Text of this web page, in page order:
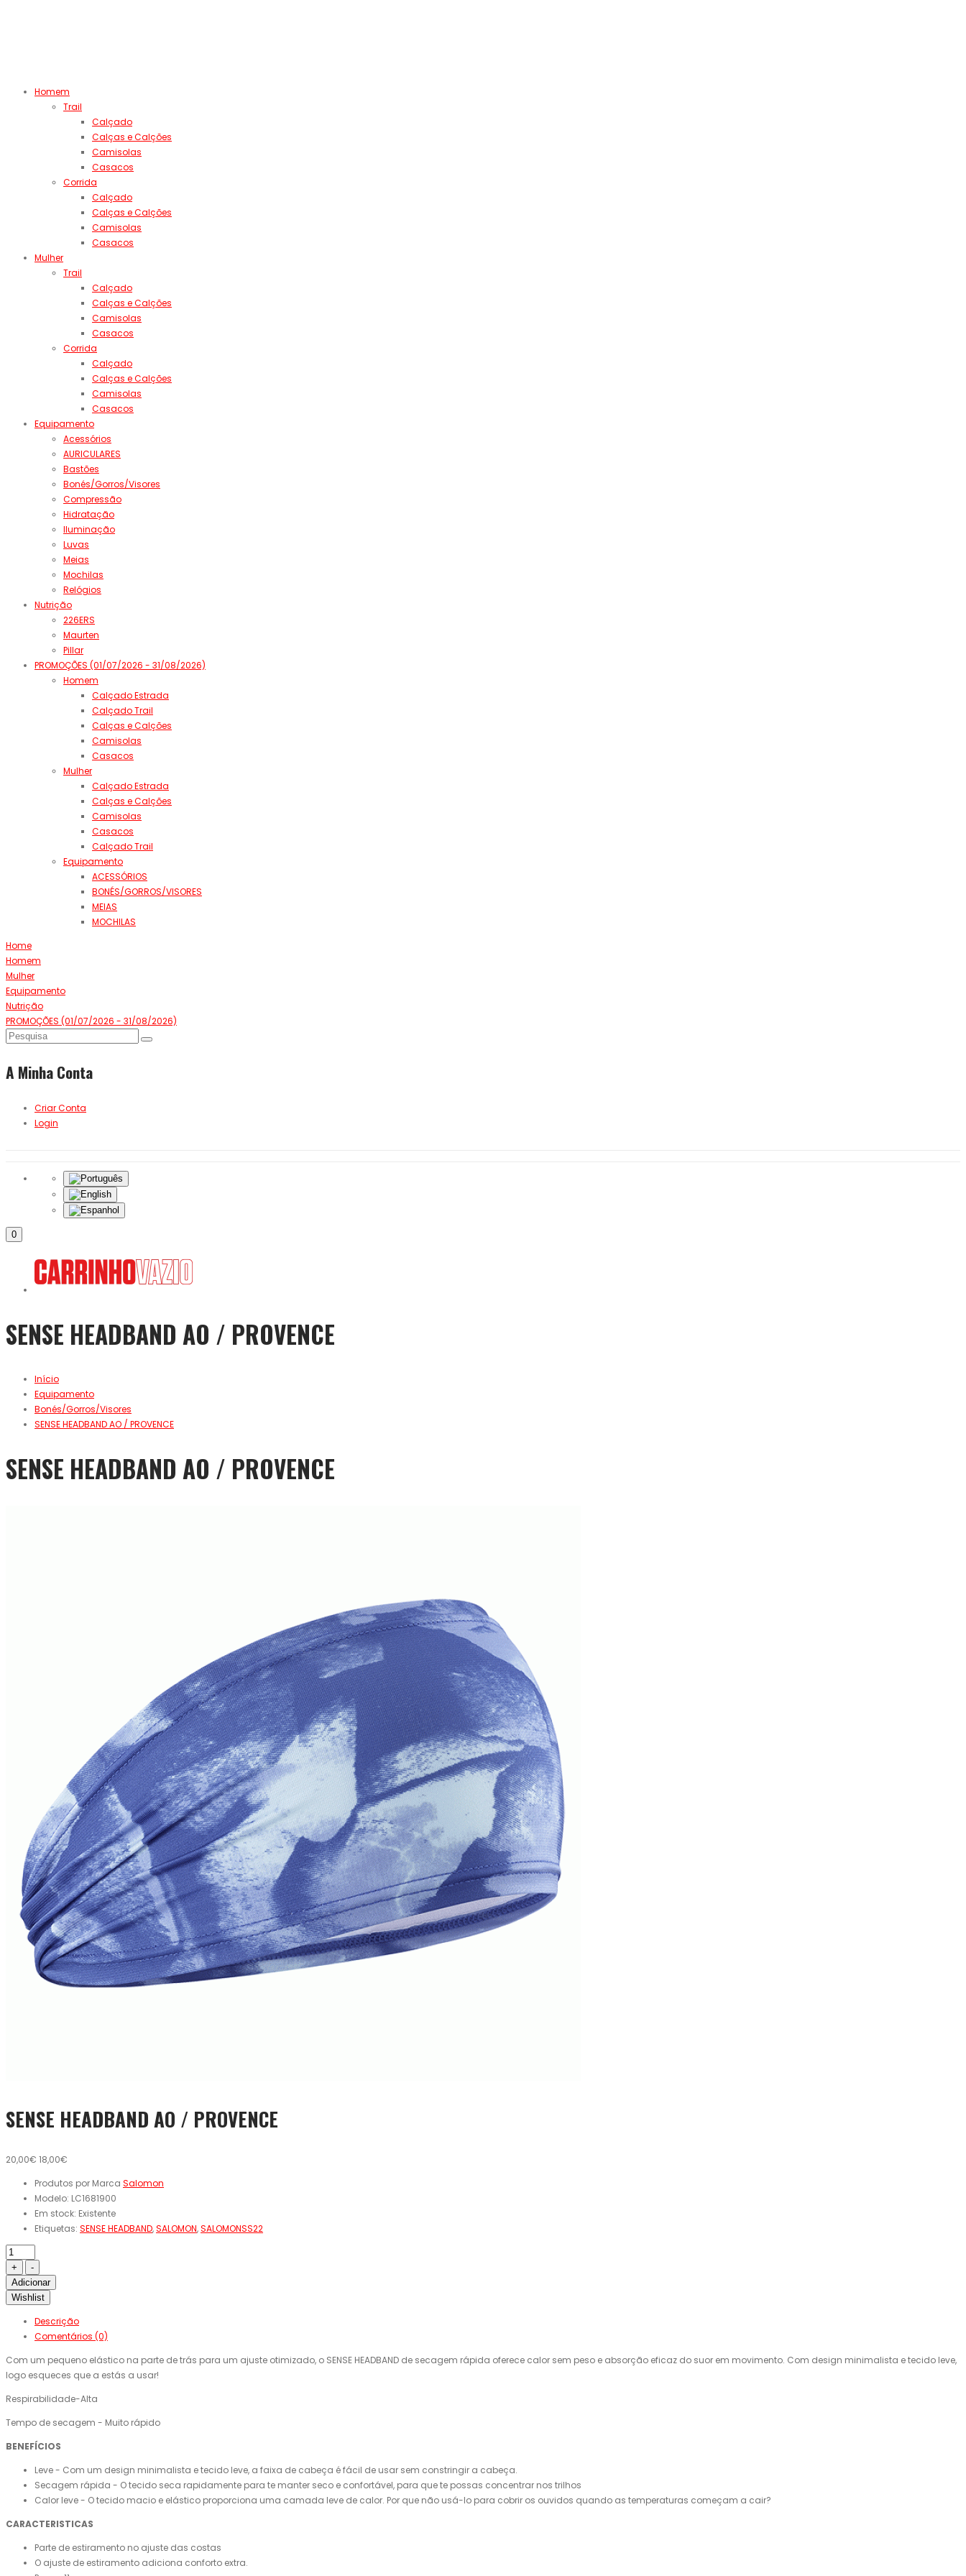
Homem
Trail
Calçado
Calças e Calções
Camisolas
Casacos
Corrida
Calçado
Calças e Calções
Camisolas
Casacos
Mulher
Trail
Calçado
Calças e Calções
Camisolas
Casacos
Corrida
Calçado
Calças e Calções
Camisolas
Casacos
Equipamento
Acessórios
AURICULARES
Bastões
Bonés/Gorros/Visores
Compressão
Hidratação
Iluminação
Luvas
Meias
Mochilas
Relógios
Nutrição
226ERS
Maurten
Pillar
PROMOÇÕES (01/07/2026 - 31/08/2026)
Homem
Calçado Estrada
Calçado Trail
Calças e Calções
Camisolas
Casacos
Mulher
Calçado Estrada
Calças e Calções
Camisolas
Casacos
Calçado Trail
Equipamento
ACESSÓRIOS
BONÉS/GORROS/VISORES
MEIAS
MOCHILAS
Home
Homem
Mulher
Equipamento
Nutrição
PROMOÇÕES (01/07/2026 - 31/08/2026)
A Minha Conta
Criar Conta
Login
0
SENSE HEADBAND AO / PROVENCE
Início
Equipamento
Bonés/Gorros/Visores
SENSE HEADBAND AO / PROVENCE
SENSE HEADBAND AO / PROVENCE
SENSE HEADBAND AO / PROVENCE
20,00€ 18,00€
Produtos por Marca Salomon
Modelo: LC1681900
Em stock: Existente
Etiquetas: SENSE HEADBAND,SALOMON,SALOMONSS22
Adicionar
Wishlist
Descrição
Comentários (0)
Com um pequeno elástico na parte de trás para um ajuste otimizado, o SENSE HEADBAND de secagem rápida oferece calor sem peso e absorção eficaz do suor em movimento. Com design minimalista e tecido leve,
logo esqueces que a estás a usar!
Respirabilidade-Alta
Tempo de secagem - Muito rápido
BENEFÍCIOS
Leve - Com um design minimalista e tecido leve, a faixa de cabeça é fácil de usar sem constringir a cabeça.
Secagem rápida - O tecido seca rapidamente para te manter seco e confortável, para que te possas concentrar nos trilhos
Calor leve - O tecido macio e elástico proporciona uma camada leve de calor. Por que não usá-lo para cobrir os ouvidos quando as temperaturas começam a cair?
CARACTERISTICAS
Parte de estiramento no ajuste das costas
O ajuste de estiramento adiciona conforto extra.